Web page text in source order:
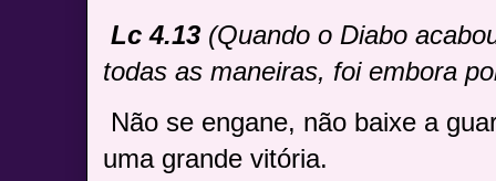
Lc 4.13 (Quando o Diabo
todas as maneiras, foi embora
Não se engane, não baixe a
uma grande vitória.